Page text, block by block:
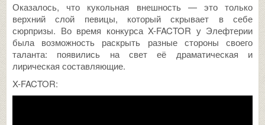
Оказалось, что кукольная внешность — это только
верхний слой певицы, который скрывает в себе
сюрпризы. Во время конкурса X-FACTOR у Элефтерии
была возможность раскрыть разные стороны своего
таланта: появились на свет её драматическая и
лирическая составляющие.
X-FACTOR: